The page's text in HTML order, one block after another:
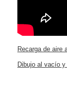
Recarga de aire
Dibujo al vacío